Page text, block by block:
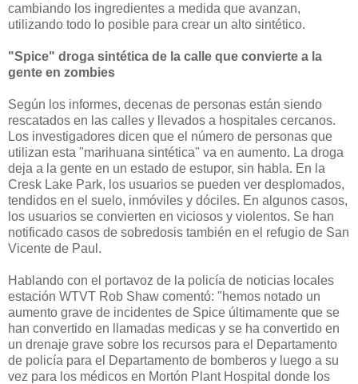
cambiando los ingredientes a medida que avanzan,
utilizando todo lo posible para crear un alto sintético.
"Spice" droga sintética de la calle que convierte a la
gente en zombies
Según los informes, decenas de personas están siendo
rescatados en las calles y llevados a hospitales cercanos.
Los investigadores dicen que el número de personas que
utilizan esta "marihuana sintética" va en aumento. La droga
deja a la gente en un estado de estupor, sin habla. En la
Cresk Lake Park, los usuarios se pueden ver desplomados,
tendidos en el suelo, inmóviles y dóciles. En algunos casos,
los usuarios se convierten en viciosos y violentos. Se han
notificado casos de sobredosis también en el refugio de San
Vicente de Paul.
Hablando con el portavoz de la policía de noticias locales
estación WTVT Rob Shaw comentó: "hemos notado un
aumento grave de incidentes de Spice últimamente que se
han convertido en llamadas medicas y se ha convertido en
un drenaje grave sobre los recursos para el Departamento
de policía para el Departamento de bomberos y luego a su
vez para los médicos en Mortón Plant Hospital donde los